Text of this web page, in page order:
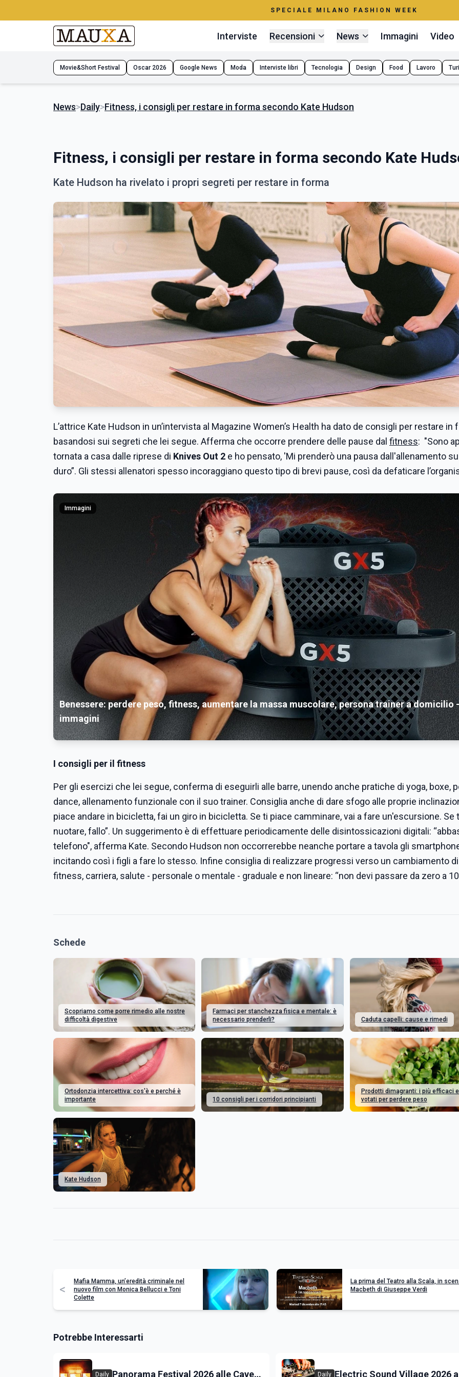
SPECIALE MILANO FASHION WEEK
Interviste Recensioni News Immagini Video
Movie&Short Festival Oscar 2026 Google News Moda Interviste libri Tecnologia Design Food Lavoro
News>Daily>Fitness, i consigli per restare in forma secondo Kate Hudson
Fitness, i consigli per restare in forma secondo Kate
Kate Hudson ha rivelato i propri segreti per restare in forma
L’attrice Kate Hudson in un’intervista al Magazine Women’s Health ha dato de consigli per restare in
basandosi sui segreti che lei segue. Afferma che occorre prendere delle pause dal fitness: "Sono
tornata a casa dalle riprese di Knives Out 2 e ho pensato, 'Mi prenderò una pausa dall'allenamento
duro”. Gli stessi allenatori spesso incoraggiano questo tipo di brevi pause, così da defaticare
Immagini
Benessere: perdere peso, fitness, aumentare la massa muscolare, persona trainer a domicilio -
immagini
I consigli per il fitness
Per gli esercizi che lei segue, conferma di eseguirli alle barre, unendo anche pratiche di yoga, boxe,
dance, allenamento funzionale con il suo trainer. Consiglia anche di dare sfogo alle proprie
piace andare in bicicletta, fai un giro in bicicletta. Se ti piace camminare, vai a fare un'escursione. Se
nuotare, fallo”. Un suggerimento è di effettuare periodicamente delle disintossicazioni digitali:
telefono", afferma Kate. Secondo Hudson non occorrerebbe neanche portare a tavola gli
incitando così i figli a fare lo stesso. Infine consiglia di realizzare progressi verso un cambiamento
fitness, carriera, salute - personale o mentale - graduale e non lineare: “non devi passare da zero a
Schede
Scopriamo come porre rimedio alle nostre
difficoltà digestive
Farmaci per stanchezza fisica e mentale: è
necessario prenderli?
Caduta capelli: cause e rimedi
Ortodonzia intercettiva: cos'è e perché è
importante
10 consigli per i corridori principianti
Prodotti dimagranti: i più efficaci
votati per perdere peso
Kate Hudson
<
Mafia Mamma, un’eredità criminale nel
nuovo film con Monica Bellucci e Toni
Colette
La prima del Teatro alla Scala, in
Macbeth di Giuseppe Verdi
Potrebbe Interessarti
Daily Panorama Festival 2026 alle Cave
Daily Electric Sound Village 2026 a